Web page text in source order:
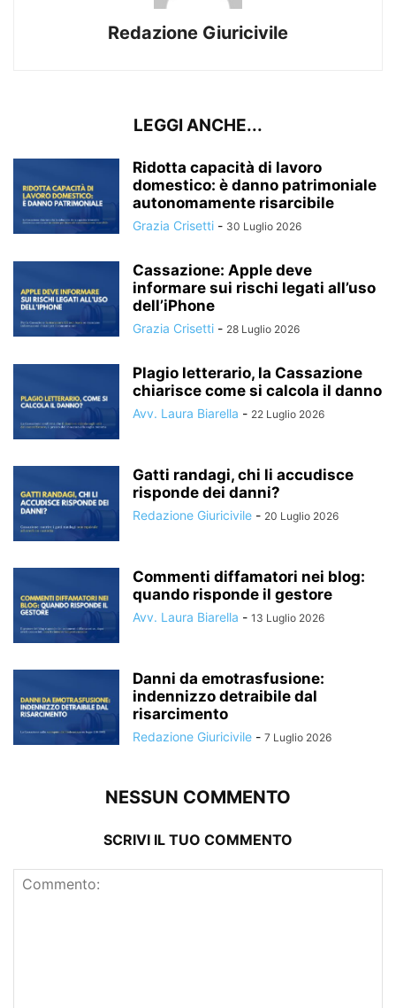
Redazione Giuricivile
LEGGI ANCHE...
Ridotta capacità di lavoro
domestico: è danno patrimoniale
autonomamente risarcibile
Grazia Crisetti - 30 Luglio 2026
Cassazione: Apple deve
informare sui rischi legati all’uso
dell’iPhone
Grazia Crisetti - 28 Luglio 2026
Plagio letterario, la Cassazione
chiarisce come si calcola il danno
Avv. Laura Biarella - 22 Luglio 2026
Gatti randagi, chi li accudisce
risponde dei danni?
Redazione Giuricivile - 20 Luglio 2026
Commenti diffamatori nei blog:
quando risponde il gestore
Avv. Laura Biarella - 13 Luglio 2026
Danni da emotrasfusione:
indennizzo detraibile dal
risarcimento
Redazione Giuricivile - 7 Luglio 2026
NESSUN COMMENTO
SCRIVI IL TUO COMMENTO